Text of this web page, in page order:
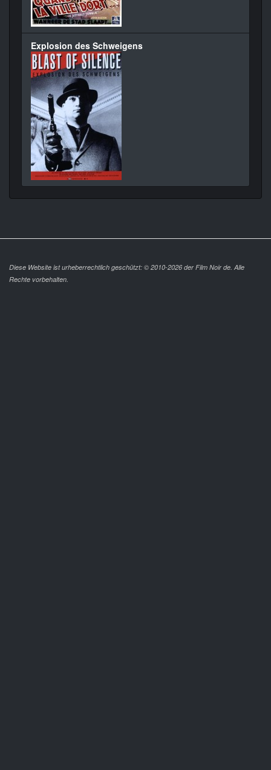
Explosion des Schweigens
Diese Website ist urheberrechtlich geschützt: © 2010-2026 der Film Noir de. Alle
Rechte vorbehalten.